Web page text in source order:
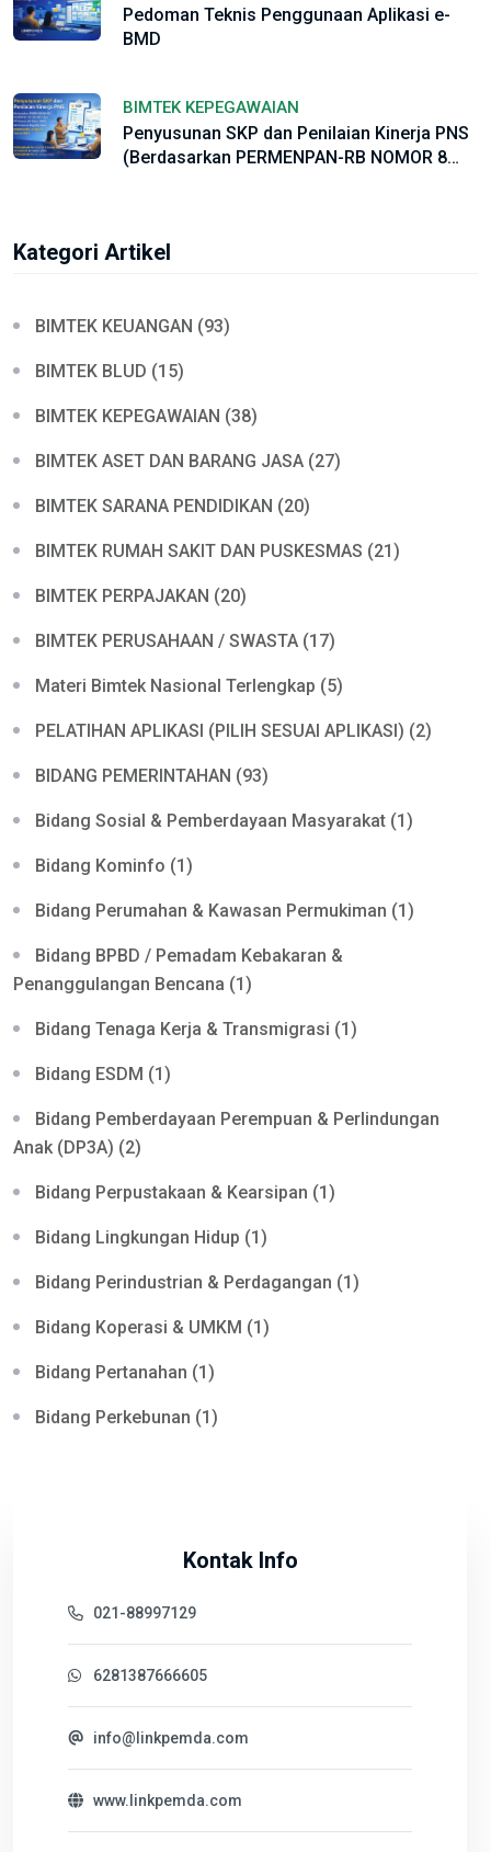
Pedoman Teknis Penggunaan Aplikasi e-
BMD
BIMTEK KEPEGAWAIAN
Penyusunan SKP dan Penilaian Kinerja PNS
(Berdasarkan PERMENPAN-RB NOMOR 8
Kategori Artikel
BIMTEK KEUANGAN (93)
BIMTEK BLUD (15)
BIMTEK KEPEGAWAIAN (38)
BIMTEK ASET DAN BARANG JASA (27)
BIMTEK SARANA PENDIDIKAN (20)
BIMTEK RUMAH SAKIT DAN PUSKESMAS (21)
BIMTEK PERPAJAKAN (20)
BIMTEK PERUSAHAAN / SWASTA (17)
Materi Bimtek Nasional Terlengkap (5)
PELATIHAN APLIKASI (PILIH SESUAI APLIKASI) (2)
BIDANG PEMERINTAHAN (93)
Bidang Sosial & Pemberdayaan Masyarakat (1)
Bidang Kominfo (1)
Bidang Perumahan & Kawasan Permukiman (1)
Bidang BPBD / Pemadam Kebakaran &
Penanggulangan Bencana (1)
Bidang Tenaga Kerja & Transmigrasi (1)
Bidang ESDM (1)
Bidang Pemberdayaan Perempuan & Perlindungan
Anak (DP3A) (2)
Bidang Perpustakaan & Kearsipan (1)
Bidang Lingkungan Hidup (1)
Bidang Perindustrian & Perdagangan (1)
Bidang Koperasi & UMKM (1)
Bidang Pertanahan (1)
Bidang Perkebunan (1)
Kontak Info
021-88997129
6281387666605
info@linkpemda.com
www.linkpemda.com